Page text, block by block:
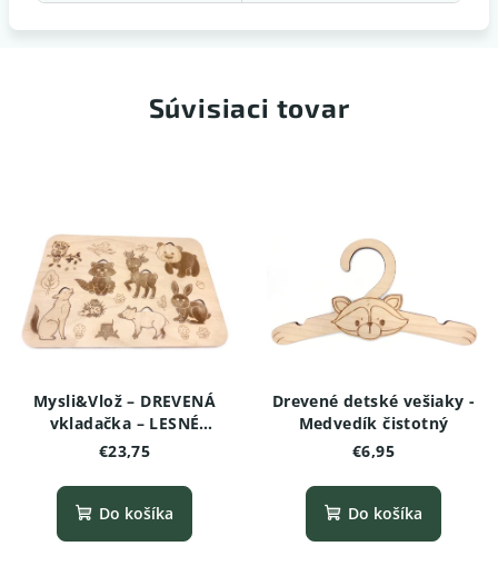
Súvisiaci tovar
Mysli&Vlož – DREVENÁ
vkladačka – LESNÉ
ZVIERATKÁ
€23,75
Do košíka
Drevené detské vešiaky -
Medvedík čistotný
€6,95
Do košíka